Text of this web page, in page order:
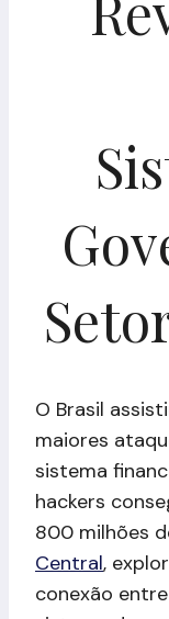
O Brasil
maiores
sistema
hackers
800 milhões
Central,
conexão